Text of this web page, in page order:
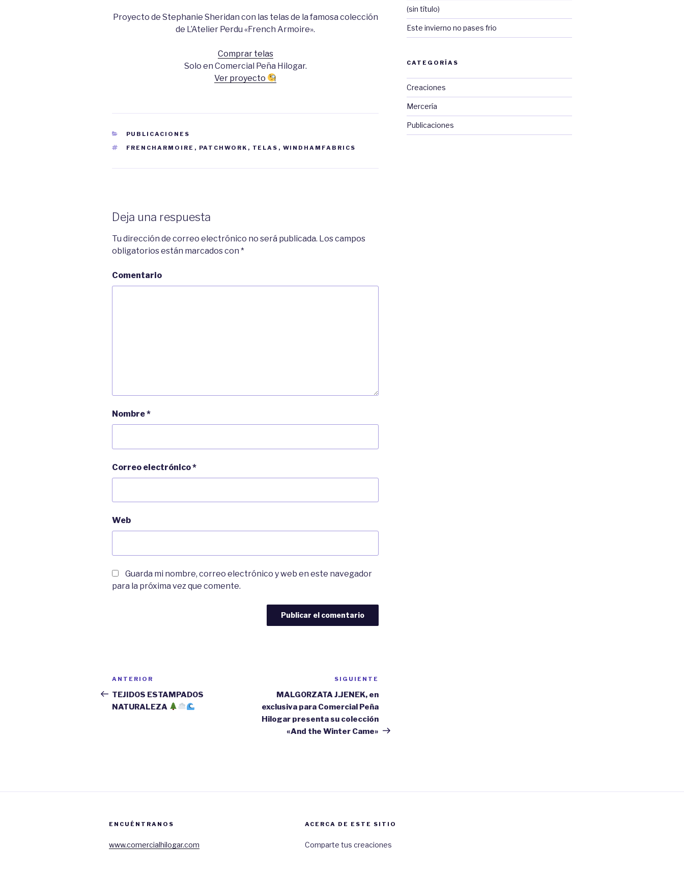
Proyecto de Stephanie Sheridan con las telas de la famosa colección
de L’Atelier Perdu «French Armoire».
Comprar telas
Solo en Comercial Peña Hilogar.
Ver proyecto
CATEGORÍAS
PUBLICACIONES
ETIQUETAS
FRENCHARMOIRE , PATCHWORK , TELAS , WINDHAMFABRICS
Deja una respuesta
Tu dirección de correo electrónico no será publicada. Los campos
obligatorios están marcados con *
Comentario
Nombre*
Correo electrónico*
Web
Guarda mi nombre, correo electrónico y web en este navegador
para la próxima vez que comente.
Navegación
de
entradas
Entrada
anterior:
ANTERIOR
TEJIDOS ESTAMPADOS
NATURALEZA
SIGUIENTE
MALGORZATA J.JENEK, en
exclusiva para Comercial Peña
Hilogar presenta su colección
«And the Winter Came»
(sin título)
Este invierno no pases frio
CATEGORÍAS
Creaciones
Mercería
Publicaciones
ENCUÉNTRANOS
www.comercialhilogar.com
ACERCA DE ESTE SITIO
Comparte tus creaciones